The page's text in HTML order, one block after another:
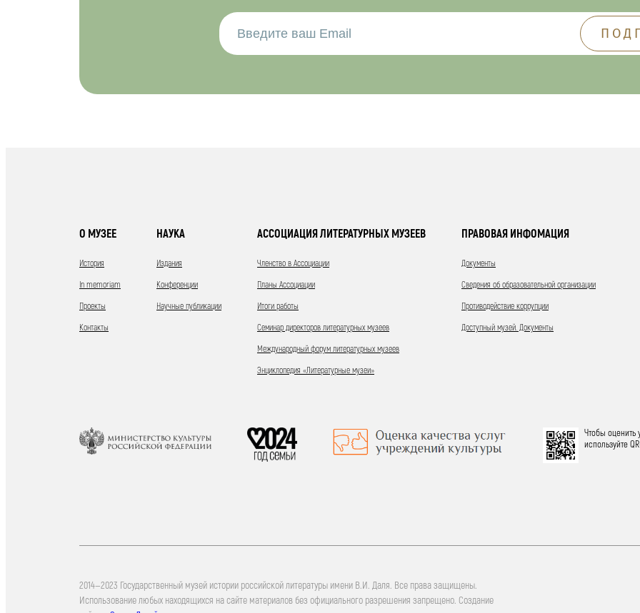
О МУЗЕЕ
История
In memoriam
Проекты
Контакты
НАУКА
Издания
Конференции
Научные публикации
АССОЦИАЦИЯ ЛИТЕРАТУРНЫХ МУЗЕЕВ
Членство в Ассоциации
Планы Ассоциации
Итоги работы
Семинар директоров литературных музеев
Международный форум литературных музеев
Энциклопедия «Литературные музеи»
ПРАВОВАЯ ИНФОМАЦИЯ
Документы
Сведения об образовательной организации
Противодействие коррупции
Доступный музей. Документы
Чтобы оценить
используйте
2014—2023 Государственный музей истории российской литературы имени В.И. Даля. Все права защищены.
Использование любых находящихся на сайте материалов без официального разрешения запрещено. Создание